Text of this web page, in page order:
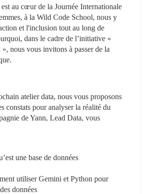
au cœur de la Journée Internationale
à la Wild Code School, nous y
et l'inclusion tout au long de
dans le cadre de l’initiative «
nous vous invitons à passer de la
atelier data, nous vous proposons
constats pour analyser la réalité du
de Yann, Lead Data, vous
une base de données
utiliser Gemini et Python pour
données